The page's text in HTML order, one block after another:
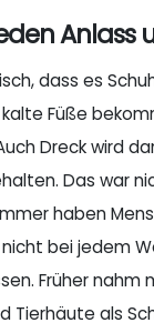
Anlass
dass es
Füße
Dreck wird
Das war
haben
bei jedem
Früher nahm
Tierhäute als